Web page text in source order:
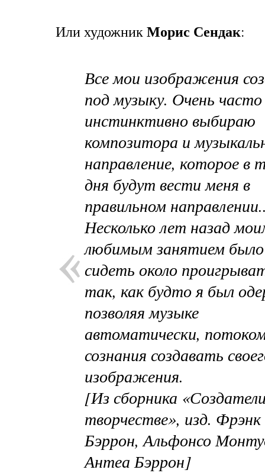
Или художникМорис Сендак:
Все мои изображения
под музыку. Очень
инстинктивно выбираю
композитора и
направление, которое в
дня будут вести меня в
правильном
Несколько лет назад
любимым занятием было
сидеть около
так, как будто я был
позволяя музыке
автоматически,
сознания создавать
изображения.
[Из сборника
творчестве», изд. Фрэнк
Бэррон, Альфонсо
Антеа Бэррон]